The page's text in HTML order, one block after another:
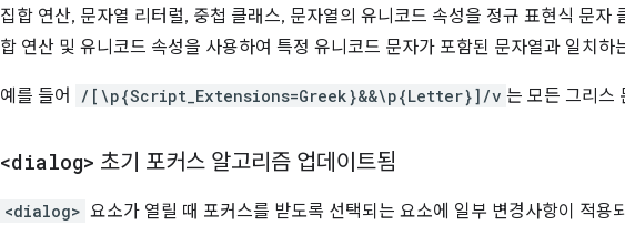
집합 연산, 문자열 리터럴, 중첩 클래스, 문자열의 유니코드 속성을 정규 표현식 문자
합 연산 및 유니코드 속성을 사용하여 특정 유니코드 문자가 포함된 문자열과 일치
예를 들어 /[\p{Script_Extensions=Greek}&&\p{Letter}]/v 는 모든 그리스
<dialog> 초기 포커스 알고리즘 업데이트됨
<dialog> 요소가 열릴 때 포커스를 받도록 선택되는 요소에 일부 변경사항이 적용